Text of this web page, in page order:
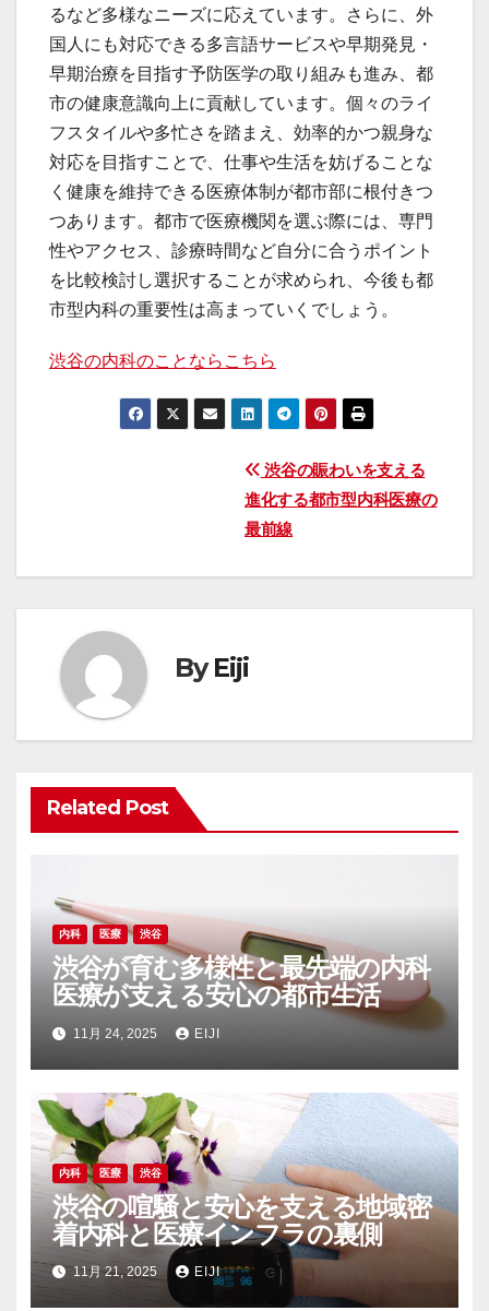
るなど多様なニーズに応えています。さらに、外
国人にも対応できる多言語サービスや早期発見・
早期治療を目指す予防医学の取り組みも進み、都
市の健康意識向上に貢献しています。個々のライ
フスタイルや多忙さを踏まえ、効率的かつ親身な
対応を目指すことで、仕事や生活を妨げることな
く健康を維持できる医療体制が都市部に根付きつ
つあります。都市で医療機関を選ぶ際には、専門
性やアクセス、診療時間など自分に合うポイント
を比較検討し選択することが求められ、今後も都
市型内科の重要性は高まっていくでしょう。
渋谷の内科のことならこちら
ナ
ゲ
ー
シ
ョ
ン
渋谷の賑わいを支える
進化する都市型内科医療の
最前線
ByEiji
Related Post
内科 医療 渋谷
渋谷が育む多様性と最先端の内科
医療が支える安心の都市生活
11月 24, 2025 EIJI
内科 医療 渋谷
渋谷の喧騒と安心を支える地域密
着内科と医療インフラの裏側
11月 21, 2025 EIJI